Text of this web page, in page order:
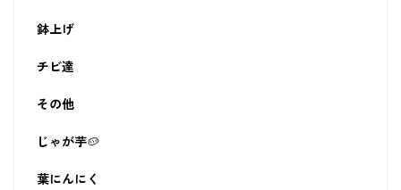
鉢上げ
チビ達
その他
じゃが芋🥔
葉にんにく